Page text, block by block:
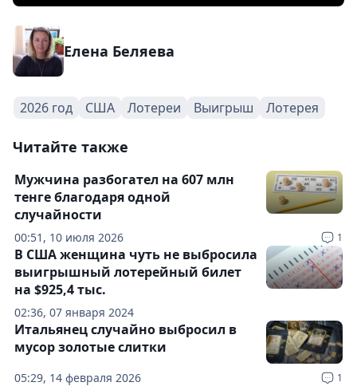
Елена Беляева
2026 год США Лотереи Выигрыш Лотерея
Читайте также
00:51, 10 июля 2026 1
Мужчина разбогател на 607 млн
тенге благодаря одной
случайности
02:36, 07 января 2024
В США женщина чуть не выбросила
выигрышный лотерейный билет
на $925,4 тыс.
05:29, 14 февраля 2026 1
Итальянец случайно выбросил в
мусор золотые слитки